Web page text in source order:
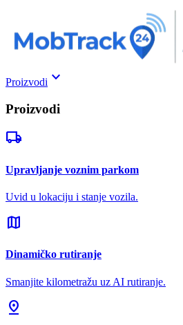
Proizvodi keyboard_arrow_down
Proizvodi
local_shipping
Upravljanje voznim parkom
Uvid u lokaciju i stanje vozila.
map
Dinamičko rutiranje
Smanjite kilometražu uz AI rutiranje.
pin_drop